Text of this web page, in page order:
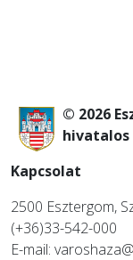
© 2026
hivatalos
Kapcsolat
2500 Esztergom,
(+36)33-542-000
E-mail: